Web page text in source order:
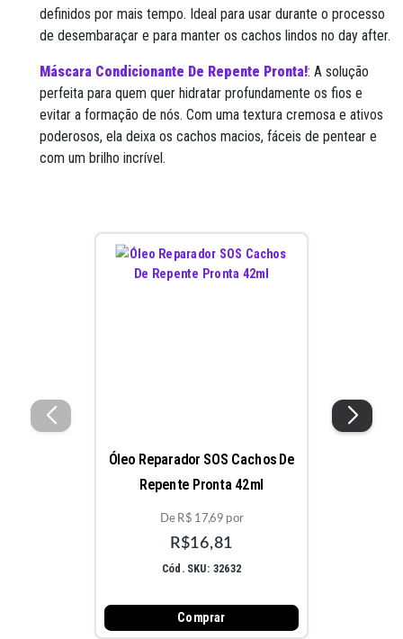
definidos por mais tempo. Ideal para usar durante o processo
de desembaraçar e para manter os cachos lindos no day after.
Máscara Condicionante De Repente Pronta!: A solução
perfeita para quem quer hidratar profundamente os fios e
evitar a formação de nós. Com uma textura cremosa e ativos
poderosos, ela deixa os cachos macios, fáceis de pentear e
com um brilho incrível.
Óleo Reparador SOS Cachos De
Repente Pronta 42ml
De R$ 17,69 por
R$16,81
Cód. SKU: 32632
Comprar